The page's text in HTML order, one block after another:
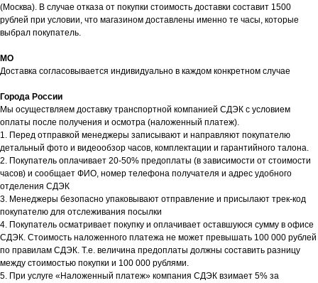
(Москва). В случае отказа от покупки стоимость доставки составит 1500
рублей при условии, что магазином доставлены именно те часы, которые
выбрал покупатель.
МО
Доставка согласовывается индивидуально в каждом конкретном случае
Города России
Мы осуществляем доставку транспортной компанией СДЭК с условием
оплаты после получения и осмотра (наложенный платеж).
1. Перед отправкой менеджеры записывают и направляют покупателю
детальный фото и видеообзор часов, комплектации и гарантийного талона.
2. Покупатель оплачивает 20-50% предоплаты (в зависимости от стоимости
часов) и сообщает ФИО, номер телефона получателя и адрес удобного
отделения СДЭК
3. Менеджеры безопасно упаковывают отправление и присылают трек-код
покупателю для отслеживания посылки
4. Покупатель осматривает покупку и оплачивает оставшуюся сумму в офисе
СДЭК. Стоимость наложенного платежа не может превышать 100 000 рублей
по правилам СДЭК. Т.е. величина предоплаты должны составить разницу
между стоимостью покупки и 100 000 рублями.
5. При услуге «Наложенный платеж» компания СДЭК взимает 5% за